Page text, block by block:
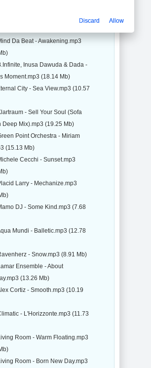
Da Beat - Awakening.mp3
Inusa Dawuda & Dada -
Moment.mp3 (18.14 Mb)
City - Sea View.mp3 (10.57
- Sell Your Soul (Sofa
Deep Mix).mp3 (19.25 Mb)
Point Orchestra - Miriam
(15.13 Mb)
Cecchi - Sunset.mp3
Larry - Mechanize.mp3
DJ - Some Kind.mp3 (7.68
Mundi - Balletic.mp3 (12.78
- Snow.mp3 (8.91 Mb)
Ensemble - About
(13.26 Mb)
Cortiz - Smooth.mp3 (10.19
- L'Horizzonte.mp3 (11.73
Room - Warm Floating.mp3
Room - Born New Day.mp3
Discard Allow